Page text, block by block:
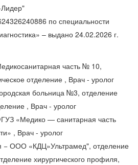
по специальности
– выдано 24.02.2026 г.
часть № 10,
отделение , Врач - уролог
больница №3, отделение
, Врач - уролог
«Медико — санитарная часть
, Врач - уролог
− ООО «КДЦ»Ультрамед", отделение
хирургического профиля,